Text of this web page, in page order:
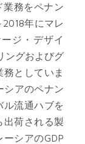
業務をペナン
年にマレ
ジ・デザイ
ングおよびグ
としていま
シアのペナン
ル流通ハブを
出荷される製
シアのGDP